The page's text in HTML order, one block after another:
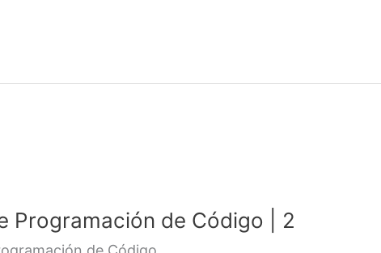
Programación de Código | 2